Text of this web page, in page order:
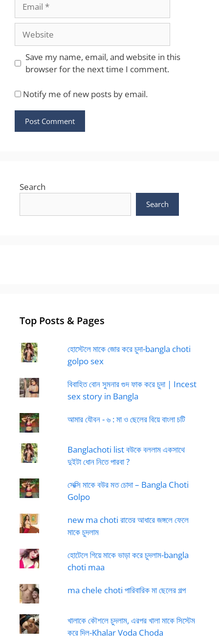
Website
Save my name, email, and website in this
browser for the next time I comment.
Notify me of new posts by email.
Search
Search
Top Posts & Pages
হোস্টেলে মাকে জোর করে চুদা-bangla choti
golpo sex
বিবাহিত বোন সুমনার গুদ ফাক করে চুদা | Incest
sex story in Bangla
আমার যৌবন - ৬ : মা ও ছেলের বিয়ে বাংলা চটি
Banglachoti list বউকে বললাম একসাথে
দুইটা ধোন নিতে পারবা ?
সেক্সি মাকে বউর মত চোদা – Bangla Choti
Golpo
new ma choti রাতের আধারে জঙ্গলে ফেলে
মাকে চুদলাম
হোটেলে গিয়ে মাকে ভাড়া করে চুদলাম-bangla
choti maa
ma chele choti পারিবারিক মা ছেলের গল্প
খালাকে কৌশলে চুদলাম, এরপর খালা মাকে সিস্টেম
করে দিল-Khalar Voda Choda